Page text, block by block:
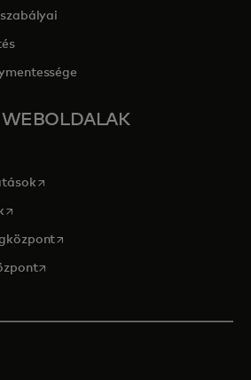
WEBOLDALAK
a new tab
opens in a new tab
opens in a new tab
opens in a new tab
opens in a new tab